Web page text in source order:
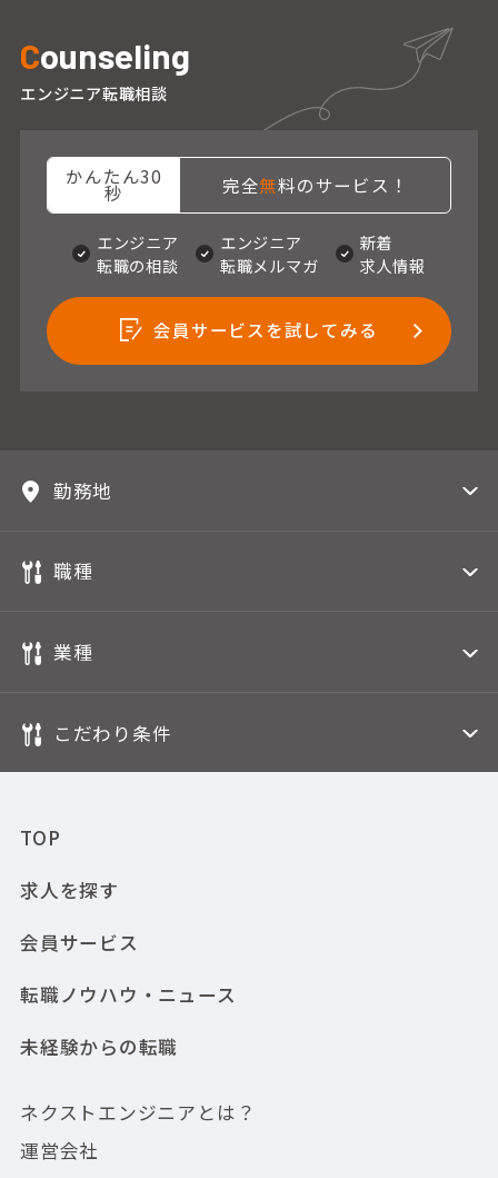
Counseling
エンジニア転職相談
かんたん30
秒 完全無料のサービス！
エンジニア
転職の相談
エンジニア
転職メルマガ
新着
求人情報
会員サービスを試してみる
勤務地
職種
業種
こだわり条件
TOP
求人を探す
会員サービス
転職ノウハウ・ニュース
未経験からの転職
ネクストエンジニアとは？
運営会社